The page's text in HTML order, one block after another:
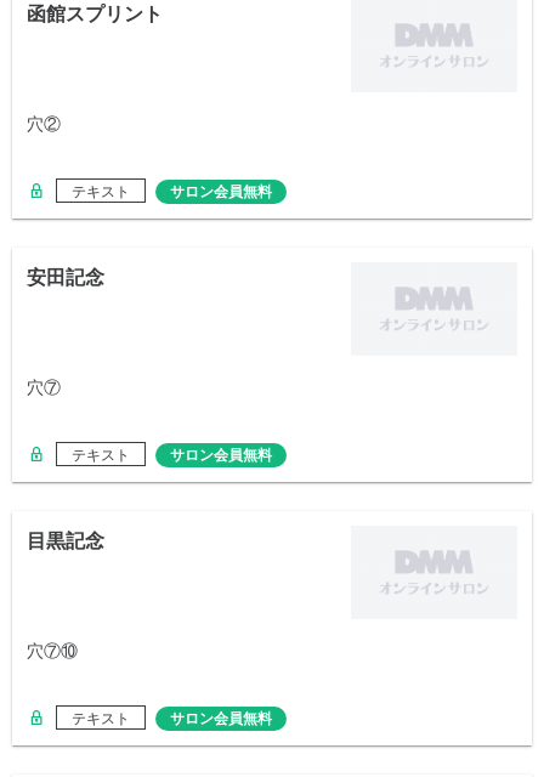
函館スプリント
穴②
テキスト サロン会員無料
安田記念
穴⑦
テキスト サロン会員無料
目黒記念
穴⑦⑩
テキスト サロン会員無料